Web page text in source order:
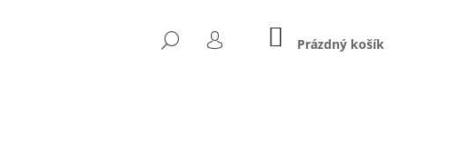
HLEDAT
PŘIHLÁŠENÍ
NÁKUPNÍ
KOŠÍK
Prázdný košík